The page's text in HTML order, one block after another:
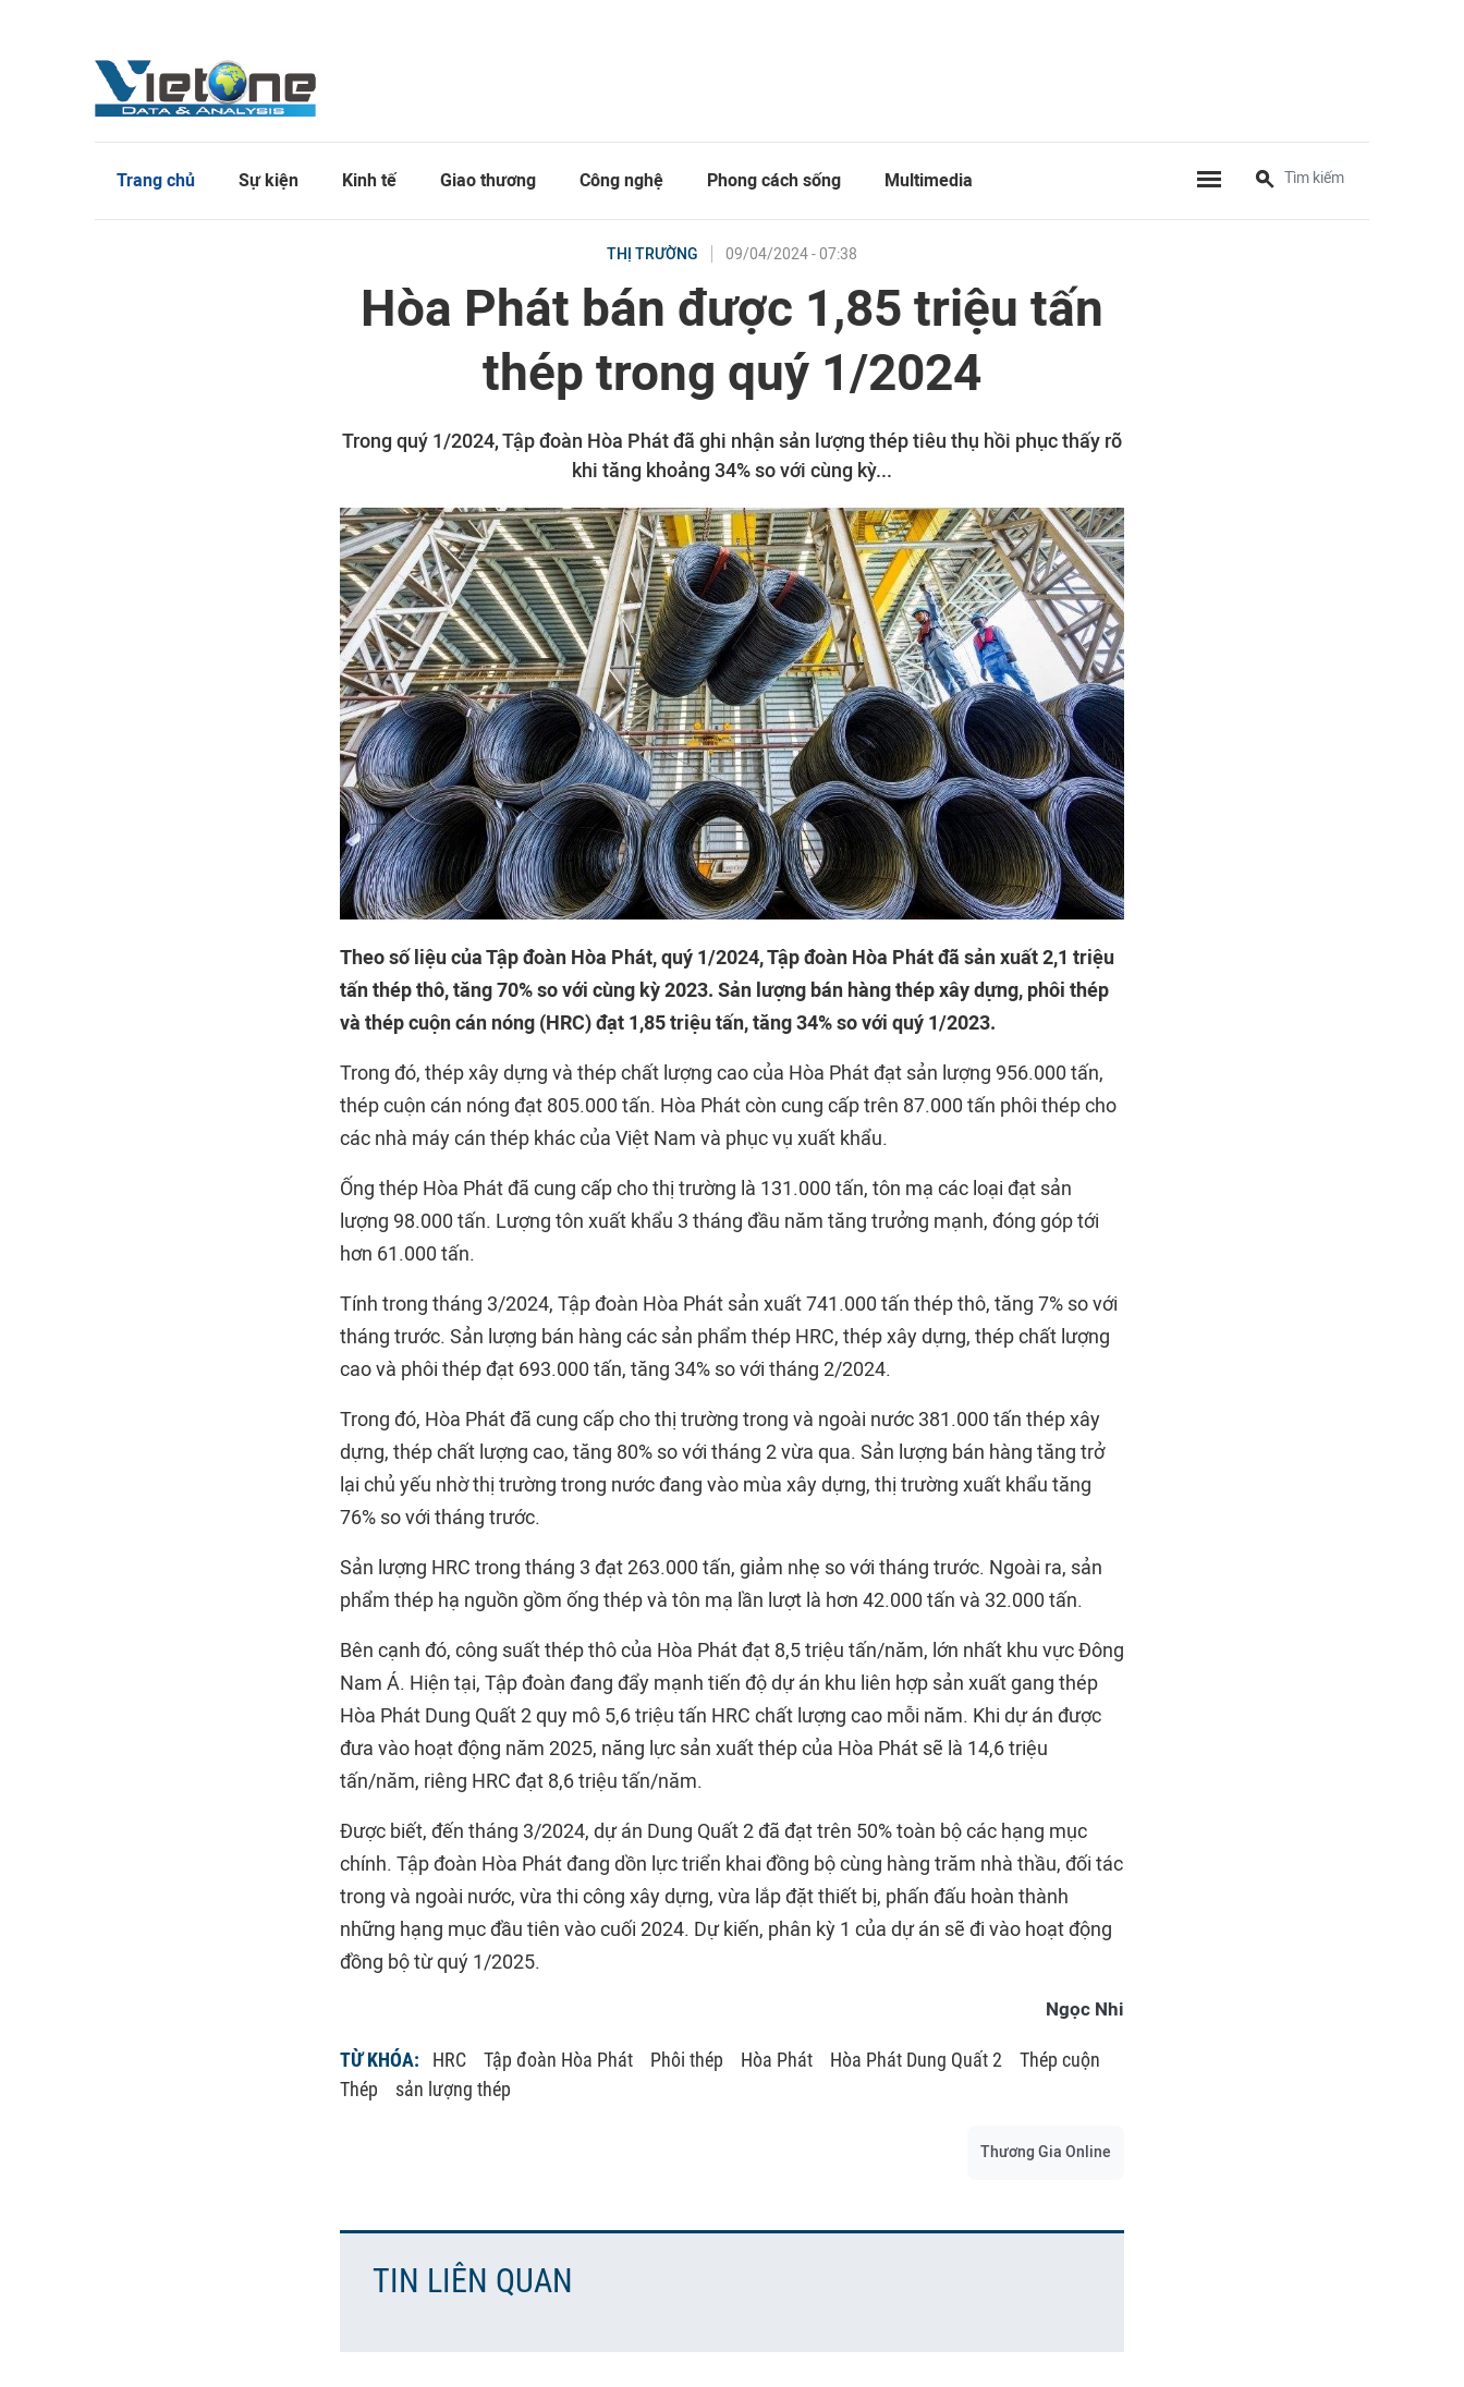
Trang chủ Sự kiện Kinh tế Giao thương Công nghệ Phong cách sống Multimedia
THỊ TRƯỜNG 09/04/2024 - 07:38
Hòa Phát bán được 1,85 triệu tấn
thép trong quý 1/2024
Trong quý 1/2024, Tập đoàn Hòa Phát đã ghi nhận sản lượng thép tiêu thụ hồi phục thấy rõ
khi tăng khoảng 34% so với cùng kỳ...
Theo số liệu của Tập đoàn Hòa Phát, quý 1/2024, Tập đoàn Hòa Phát đã sản xuất 2,1 triệu
tấn thép thô, tăng 70% so với cùng kỳ 2023. Sản lượng bán hàng thép xây dựng, phôi thép
và thép cuộn cán nóng (HRC) đạt 1,85 triệu tấn, tăng 34% so với quý 1/2023.
Trong đó, thép xây dựng và thép chất lượng cao của Hòa Phát đạt sản lượng 956.000 tấn,
thép cuộn cán nóng đạt 805.000 tấn. Hòa Phát còn cung cấp trên 87.000 tấn phôi thép cho
các nhà máy cán thép khác của Việt Nam và phục vụ xuất khẩu.
Ống thép Hòa Phát đã cung cấp cho thị trường là 131.000 tấn, tôn mạ các loại đạt sản
lượng 98.000 tấn. Lượng tôn xuất khẩu 3 tháng đầu năm tăng trưởng mạnh, đóng góp tới
hơn 61.000 tấn.
Tính trong tháng 3/2024, Tập đoàn Hòa Phát sản xuất 741.000 tấn thép thô, tăng 7% so với
tháng trước. Sản lượng bán hàng các sản phẩm thép HRC, thép xây dựng, thép chất lượng
cao và phôi thép đạt 693.000 tấn, tăng 34% so với tháng 2/2024.
Trong đó, Hòa Phát đã cung cấp cho thị trường trong và ngoài nước 381.000 tấn thép xây
dựng, thép chất lượng cao, tăng 80% so với tháng 2 vừa qua. Sản lượng bán hàng tăng trở
lại chủ yếu nhờ thị trường trong nước đang vào mùa xây dựng, thị trường xuất khẩu tăng
76% so với tháng trước.
Sản lượng HRC trong tháng 3 đạt 263.000 tấn, giảm nhẹ so với tháng trước. Ngoài ra, sản
phẩm thép hạ nguồn gồm ống thép và tôn mạ lần lượt là hơn 42.000 tấn và 32.000 tấn.
Bên cạnh đó, công suất thép thô của Hòa Phát đạt 8,5 triệu tấn/năm, lớn nhất khu vực Đông
Nam Á. Hiện tại, Tập đoàn đang đẩy mạnh tiến độ dự án khu liên hợp sản xuất gang thép
Hòa Phát Dung Quất 2 quy mô 5,6 triệu tấn HRC chất lượng cao mỗi năm. Khi dự án được
đưa vào hoạt động năm 2025, năng lực sản xuất thép của Hòa Phát sẽ là 14,6 triệu
tấn/năm, riêng HRC đạt 8,6 triệu tấn/năm.
Được biết, đến tháng 3/2024, dự án Dung Quất 2 đã đạt trên 50% toàn bộ các hạng mục
chính. Tập đoàn Hòa Phát đang dồn lực triển khai đồng bộ cùng hàng trăm nhà thầu, đối tác
trong và ngoài nước, vừa thi công xây dựng, vừa lắp đặt thiết bị, phấn đấu hoàn thành
những hạng mục đầu tiên vào cuối 2024. Dự kiến, phân kỳ 1 của dự án sẽ đi vào hoạt động
đồng bộ từ quý 1/2025.
Ngọc Nhi
TỪ KHÓA: HRC Tập đoàn Hòa Phát Phôi thép Hòa Phát Hòa Phát Dung Quất 2
Thép cuộn
Thép
sản lượng thép
Thương Gia Online
TIN LIÊN QUAN